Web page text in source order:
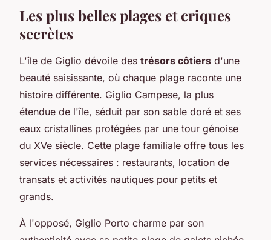
Les plus belles plages et criques
secrètes
L'île de Giglio dévoile des trésors côtiers d'une
beauté saisissante, où chaque plage raconte une
histoire différente. Giglio Campese, la plus
étendue de l'île, séduit par son sable doré et ses
eaux cristallines protégées par une tour génoise
du XVe siècle. Cette plage familiale offre tous les
services nécessaires : restaurants, location de
transats et activités nautiques pour petits et
grands.
À l'opposé, Giglio Porto charme par son